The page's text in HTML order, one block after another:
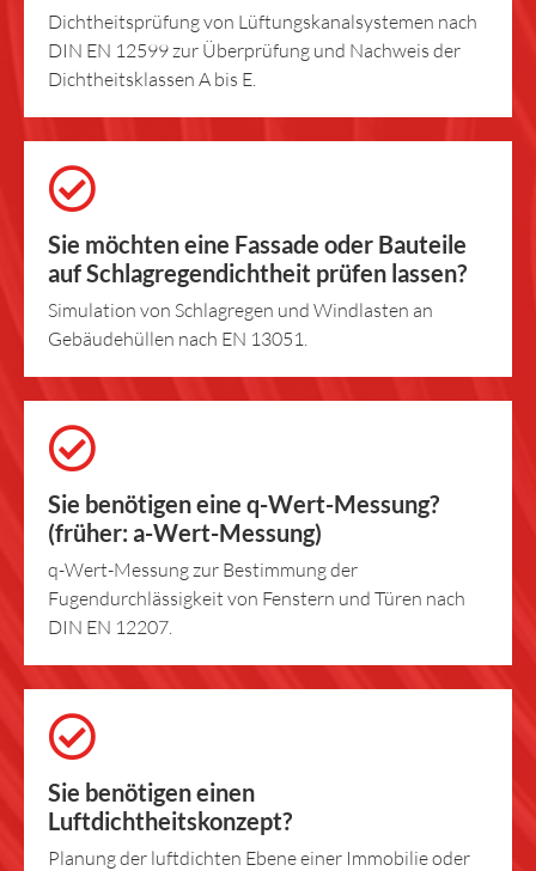
Dichtheitsprüfung von Lüftungskanalsystemen nach
DIN EN 12599 zur Überprüfung und Nachweis der
Dichtheitsklassen A bis E.
Sie möchten eine Fassade oder Bauteile
auf Schlagregendichtheit prüfen lassen?
Simulation von Schlagregen und Windlasten an
Gebäudehüllen nach EN 13051.
Sie benötigen eine q-Wert-Messung?
(früher: a-Wert-Messung)
q-Wert-Messung zur Bestimmung der
Fugendurchlässigkeit von Fenstern und Türen nach
DIN EN 12207.
Sie benötigen einen
Luftdichtheitskonzept?
Planung der luftdichten Ebene einer Immobilie oder